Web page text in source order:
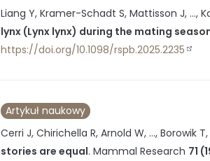
Liang Y, Kramer-Schadt S, Mattisson J, ...,
lynx (Lynx lynx) during the mating
https://doi.org/10.1098/rspb.2025.2235
Artykuł naukowy
Cerri J, Chirichella R, Arnold W, ..., Borowik
stories are equal. Mammal Research 71